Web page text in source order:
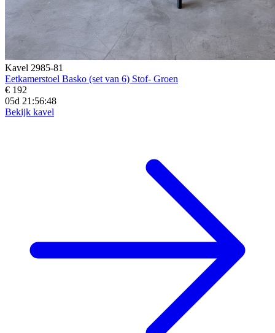
Kavel 2985-81
Eetkamerstoel Basko (set van 6) Stof- Groen
€ 192
05d 21:56:45
Bekijk kavel